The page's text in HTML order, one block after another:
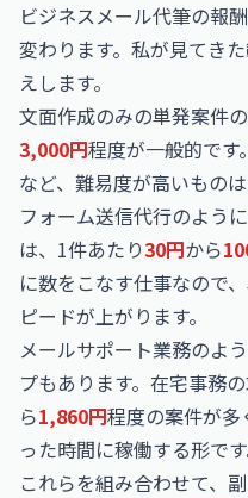
ビジネスメール代筆の報
変わります。私が見てき
えします。
文面作成のみの単発案件
3,000円程度が一般的です
など、難易度が高いもの
フォーム送信代行のよう
は、1件あたり30円から
に数をこなす仕事なので
ピードが上がります。
メールサポート業務のよ
プもあります。在宅事務
ら1,860円程度の案件が多
った時間に稼働する形です
これらを組み合わせて、